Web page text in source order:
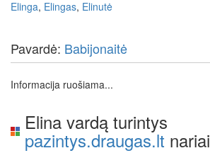
Elinga, Elingas, Elinutė
Pavardė: Babijonaitė
Informacija ruošiama...
Elina vardą turintys
pazintys.draugas.lt nariai